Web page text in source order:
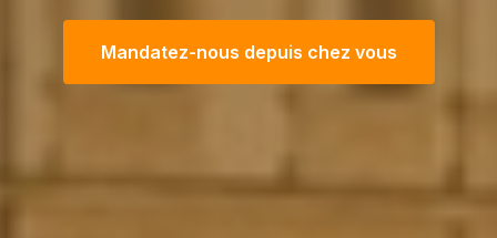
Mandatez-nous depuis chez vous